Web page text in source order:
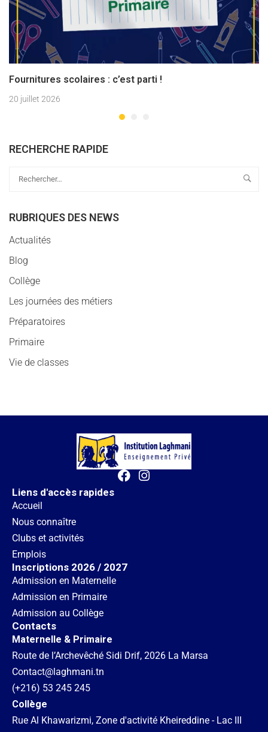
Fournitures scolaires : c’est parti !
20 juillet 2026
RECHERCHE RAPIDE
RUBRIQUES DES NEWS
Actualités
Blog
Collège
Les journées des métiers
Préparatoires
Primaire
Vie de classes
Liens d'accès rapides
Accueil
Nous connaître
Clubs et activités
Emplois
Inscriptions 2026 / 2027
Admission en Maternelle
Admission en Primaire
Admission au Collège
Contacts
Maternelle & Primaire
Route de l’Archevêché Sidi Drif, 2026 La Marsa
Contact@laghmani.tn
(+216) 53 245 245
Collège
Rue Al Khawarizmi, Zone d'activité Kheireddine - Lac III